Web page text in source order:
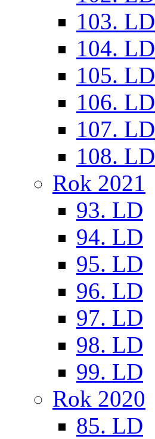
103. LD
104. LD
105. LD
106. LD
107. LD
108. LD
Rok 2021
93. LD
94. LD
95. LD
96. LD
97. LD
98. LD
99. LD
Rok 2020
85. LD